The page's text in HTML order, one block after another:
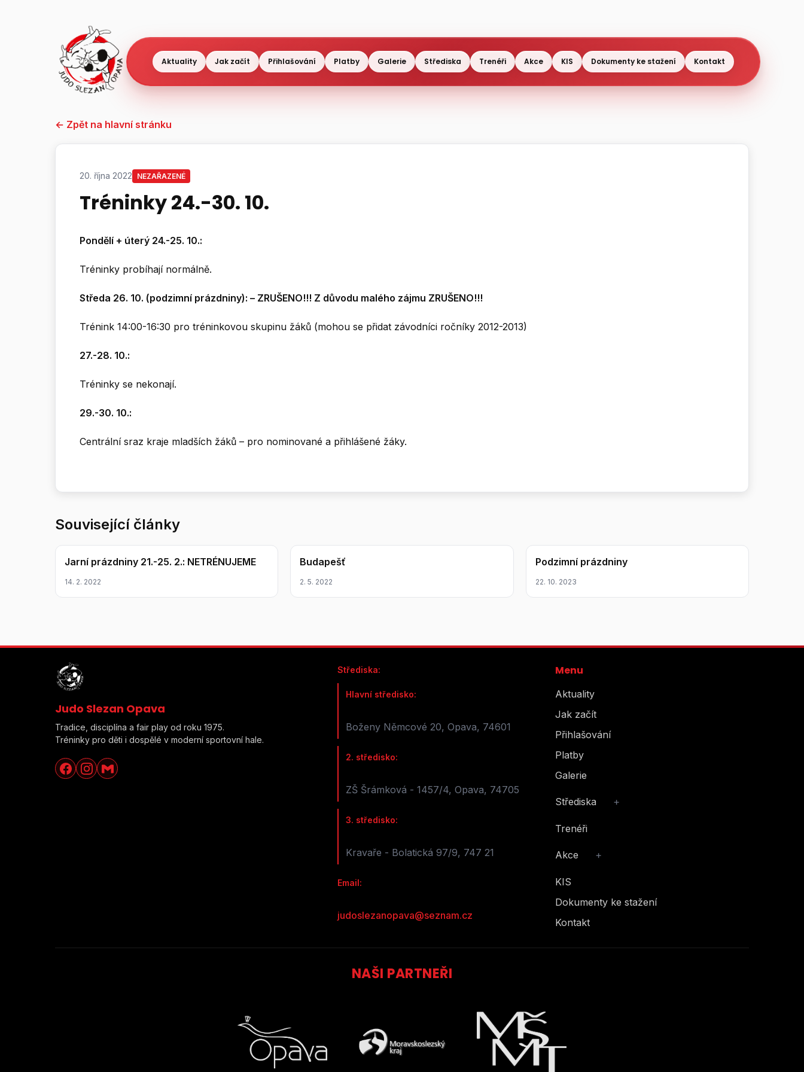
Aktuality Jak začít Přihlašování Platby Galerie Střediska Trenéři Akce KIS Dokumenty ke stažení Kontakt
← Zpět na hlavní stránku
20. října 2022 NEZAŘAZENÉ
Tréninky 24.-30. 10.
Pondělí + úterý 24.-25. 10.:
Tréninky probíhají normálně.
Středa 26. 10. (podzimní prázdniny): – ZRUŠENO!!! Z důvodu malého zájmu ZRUŠENO!!!
Trénink 14:00-16:30 pro tréninkovou skupinu žáků (mohou se přidat závodníci ročníky 2012-2013)
27.-28. 10.:
Tréninky se nekonají.
29.-30. 10.:
Centrální sraz kraje mladších žáků – pro nominované a přihlášené žáky.
Související články
Jarní prázdniny 21.-25. 2.: NETRÉNUJEME
14. 2. 2022
Budapešť
2. 5. 2022
Podzimní prázdniny
22. 10. 2023
Judo Slezan Opava
Tradice, disciplína a fair play od roku 1975.
Tréninky pro děti i dospělé v moderní sportovní hale.
Střediska:
Hlavní středisko:
Boženy Němcové 20, Opava, 74601
2. středisko:
ZŠ Šrámková - 1457/4, Opava, 74705
3. středisko:
Kravaře - Bolatická 97/9, 747 21
Email:
judoslezanopava@seznam.cz
Menu
Aktuality
Jak začít
Přihlašování
Platby
Galerie
Střediska +
Trenéři
Akce +
KIS
Dokumenty ke stažení
Kontakt
NAŠI PARTNEŘI